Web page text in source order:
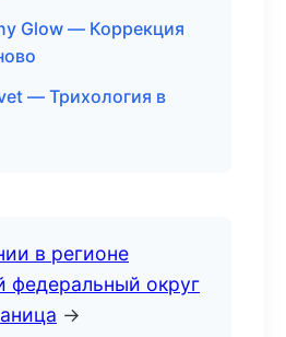
Glow — Коррекция
— Трихология в
в регионе
федеральный округ
→